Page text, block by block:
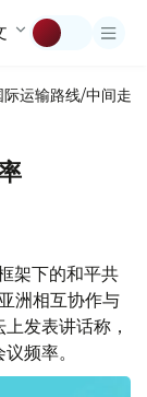
际运输路线/中间走廊
架下的和平共
洲相互协作与
发表讲话称，
频率。